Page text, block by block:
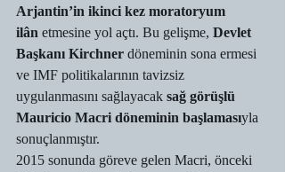
Arjantin’in ikinci kez moratoryum
ilân etmesine yol açtı. Bu gelişme, Devlet
Başkanı Kirchner döneminin sona ermesi
ve IMF politikalarının tavizsiz
uygulanmasını sağlayacak sağ görüşlü
Mauricio Macri döneminin başlamasıyla
sonuçlanmıştır.
2015 sonunda göreve gelen Macri, önceki